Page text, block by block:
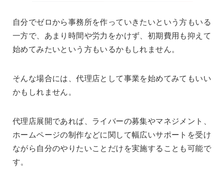
自分でゼロから事務所を作っていきたいという方もいる
一方で、あまり時間や労力をかけず、初期費用も抑えて
始めてみたいという方もいるかもしれません。
そんな場合には、代理店として事業を始めてみてもいい
かもしれません。
代理店展開であれば、ライバーの募集やマネジメント、
ホームページの制作などに関して幅広いサポートを受け
ながら自分のやりたいことだけを実施することも可能で
す。